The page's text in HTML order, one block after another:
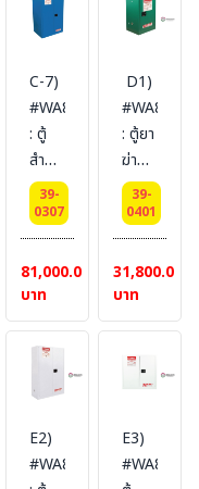
114
L 2
(manual)
Certification(FM/CE)
Ext
dimension
112x109x46
SYSBEL
รวม
สายดิน)
170
L 2
(manual)
Ext
dimension
SYSBEL
รวม
สายดิน)
CE)
C-7)
#WA810860B
: ตู้
สำหรับ
สาร
เคมี
ชนิด
สาร
กัดกร่อน
Corrosive
Cabinets
340
L 2
(manual)
Certification(FM/CE)
39-
0307
81,000.00
บาท
D1)
: ตู้ยา
ฆ่า
แมลง
Pesticides
Cabinets
45 L
1
door
Ext
89x59x46
SYSBEL
39-
0401
31,800.00
บาท
E2)
#WA810450W
E3)